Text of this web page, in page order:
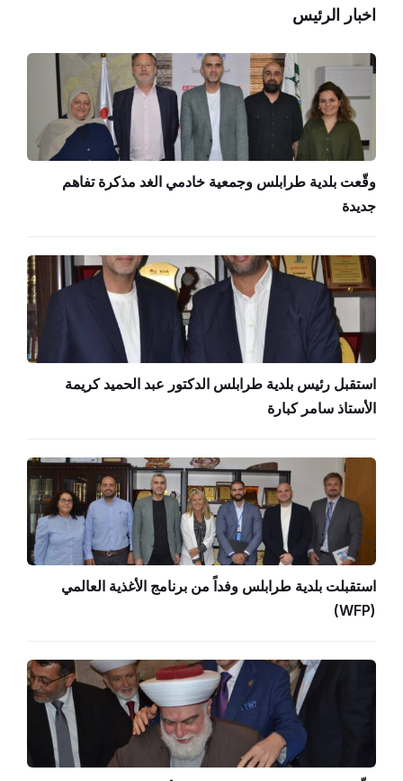
اخبار الرئيس
وقّعت بلدية طرابلس وجمعية خادمي الغد مذكرة تفاهم
جديدة
استقبل رئيس بلدية طرابلس الدكتور عبد الحميد كريمة
الأستاذ سامر كبارة
استقبلت بلدية طرابلس وفداً من برنامج الأغذية العالمي
(WFP)